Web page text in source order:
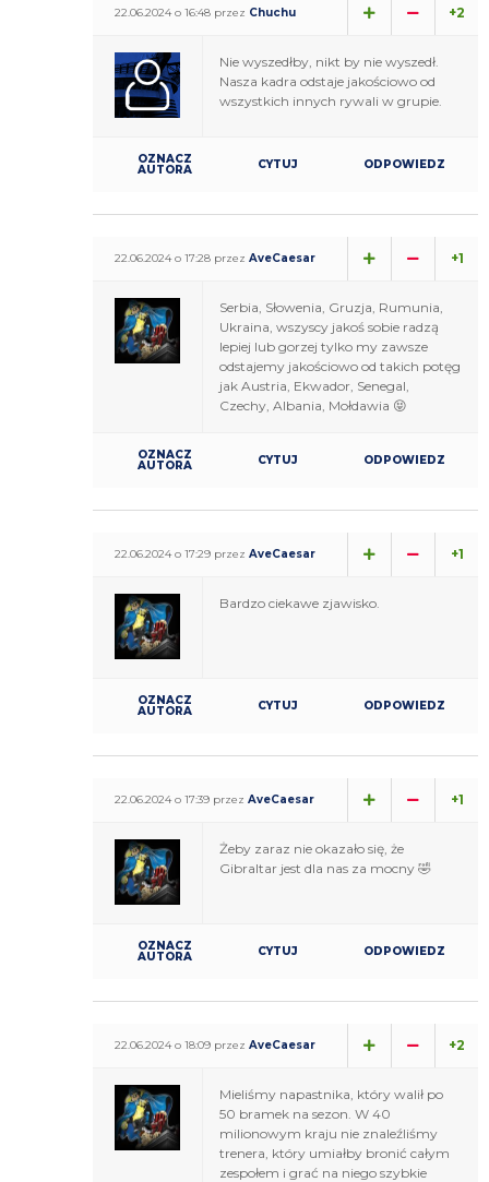
22.06.2024 o 16:48 przez Chuchu +2
Nie wyszedłby, nikt by nie wyszedł.
Nasza kadra odstaje jakościowo od
wszystkich innych rywali w grupie.
OZNACZ
AUTORA CYTUJ ODPOWIEDZ
22.06.2024 o 17:28 przez AveCaesar +1
Serbia, Słowenia, Gruzja, Rumunia,
Ukraina, wszyscy jakoś sobie radzą
lepiej lub gorzej tylko my zawsze
odstajemy jakościowo od takich potęg
jak Austria, Ekwador, Senegal,
Czechy, Albania, Mołdawia 😝
OZNACZ
AUTORA CYTUJ ODPOWIEDZ
22.06.2024 o 17:29 przez AveCaesar +1
Bardzo ciekawe zjawisko.
OZNACZ
AUTORA CYTUJ ODPOWIEDZ
22.06.2024 o 17:39 przez AveCaesar +1
Żeby zaraz nie okazało się, że
Gibraltar jest dla nas za mocny 🤣
OZNACZ
AUTORA CYTUJ ODPOWIEDZ
22.06.2024 o 18:09 przez AveCaesar +2
Mieliśmy napastnika, który walił po
50 bramek na sezon. W 40
milionowym kraju nie znaleźliśmy
trenera, który umiałby bronić całym
zespołem i grać na niego szybkie